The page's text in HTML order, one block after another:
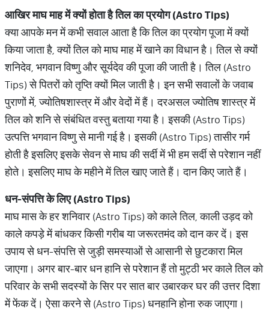
आखिर माघ माह में क्यों होता है तिल का प्रयोग (Astro Tips)
क्या आपके मन में कभी सवाल आता है कि तिल का प्रयोग पूजा में क्यों
किया जाता है, क्यों तिल को माघ माह में खाने का विधान है। तिल से क्योंं
शनिदेव, भगवान विष्णु और सूर्यदेव की पूजा की जाती है। तिल (Astro
Tips) से पितरों को तृप्ति क्यों मिल जाती है। इन सभी सवालों के जवाब
पुराणों में, ज्योतिषशास्त्र में और वेदों में हैं। दरअसल ज्योतिष शास्त्र में
तिल को शनि से संबंधित वस्तु बताया गया है। इसकी (Astro Tips)
उत्पत्ति भगवान विष्णु से मानी गई है। इसकी (Astro Tips) तासीर गर्म
होती है इसलिए इसके सेवन से माघ की सर्दी में भी हम सर्दी से परेशान नहीं
होते। इसलिए माघ के महीने में तिल खाए जाते हैं। दान किए जाते हैं।
धन-संपत्ति के लिए (Astro Tips)
माघ मास के हर शनिवार (Astro Tips) को काले तिल, काली उड़द को
काले कपड़े में बांधकर किसी गरीब या जरूरतमंद को दान कर दें। इस
उपाय से धन-संपत्ति से जुड़ी समस्याओं से आसानी से छुटकारा मिल
जाएगा। अगर बार-बार धन हानि से परेशान हैं तो मुट्ठी भर काले तिल को
परिवार के सभी सदस्यों के सिर पर सात बार उबारकर घर की उत्तर दिशा
में फेंक दें। ऐसा करने से (Astro Tips) धनहानि होना रुक जाएगा।